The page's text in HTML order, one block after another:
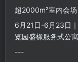
超2000m²室内会
6月21日-6月23日
览园盛橡服务式公寓
---